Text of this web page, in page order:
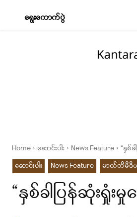
ရွေးကောက်ပွဲ
Home ဆောင်းပါး News Feature
“နှစ်
ဆောင်းပါး
News Feature မာလ်တီမီဒီ
“နှစ်ခါပြန်ဆုံးရှုံး